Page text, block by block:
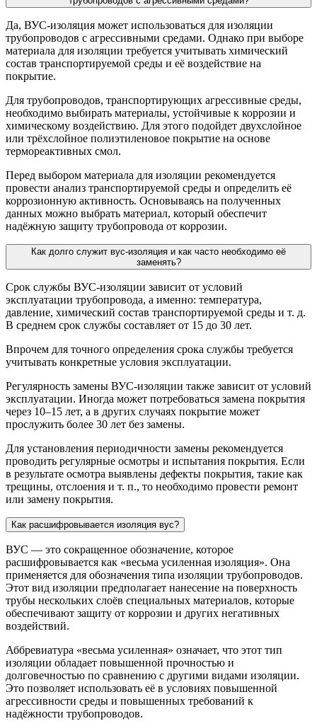
Да, ВУС-изоляция может использоваться для изоляции
трубопроводов с агрессивными средами. Однако при выборе
материала для изоляции требуется учитывать химический
состав транспортируемой среды и её воздействие на
покрытие.
Для трубопроводов, транспортирующих агрессивные среды,
необходимо выбирать материалы, устойчивые к коррозии и
химическому воздействию. Для этого подойдет двухслойное
или трёхслойное полиэтиленовое покрытие на основе
термореактивных смол.
Перед выбором материала для изоляции рекомендуется
провести анализ транспортируемой среды и определить её
коррозионную активность. Основываясь на полученных
данных можно выбрать материал, который обеспечит
надёжную защиту трубопровода от коррозии.
Как долго служит вус-изоляция и как часто необходимо её
заменять?
Срок службы ВУС-изоляции зависит от условий
эксплуатации трубопровода, а именно: температура,
давление, химический состав транспортируемой среды и т. д.
В среднем срок службы составляет от 15 до 30 лет.
Впрочем для точного определения срока службы требуется
учитывать конкретные условия эксплуатации.
Регулярность замены ВУС-изоляции также зависит от условий
эксплуатации. Иногда может потребоваться замена покрытия
через 10–15 лет, а в других случаях покрытие может
прослужить более 30 лет без замены.
Для установления периодичности замены рекомендуется
проводить регулярные осмотры и испытания покрытия. Если
в результате осмотра выявлены дефекты покрытия, такие как
трещины, отслоения и т. п., то необходимо провести ремонт
или замену покрытия.
Как расшифровывается изоляция вус?
ВУС — это сокращенное обозначение, которое
расшифровывается как «весьма усиленная изоляция». Она
применяется для обозначения типа изоляции трубопроводов.
Этот вид изоляции предполагает нанесение на поверхность
трубы нескольких слоёв специальных материалов, которые
обеспечивают защиту от коррозии и других негативных
воздействий.
Аббревиатура «весьма усиленная» означает, что этот тип
изоляции обладает повышенной прочностью и
долговечностью по сравнению с другими видами изоляции.
Это позволяет использовать её в условиях повышенной
агрессивности среды и повышенных требований к
надёжности трубопроводов.